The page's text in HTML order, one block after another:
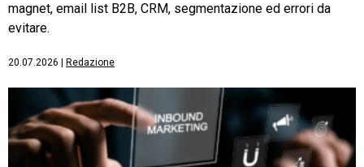
magnet, email list B2B, CRM, segmentazione ed errori da
evitare.
20.07.2026 Redazione